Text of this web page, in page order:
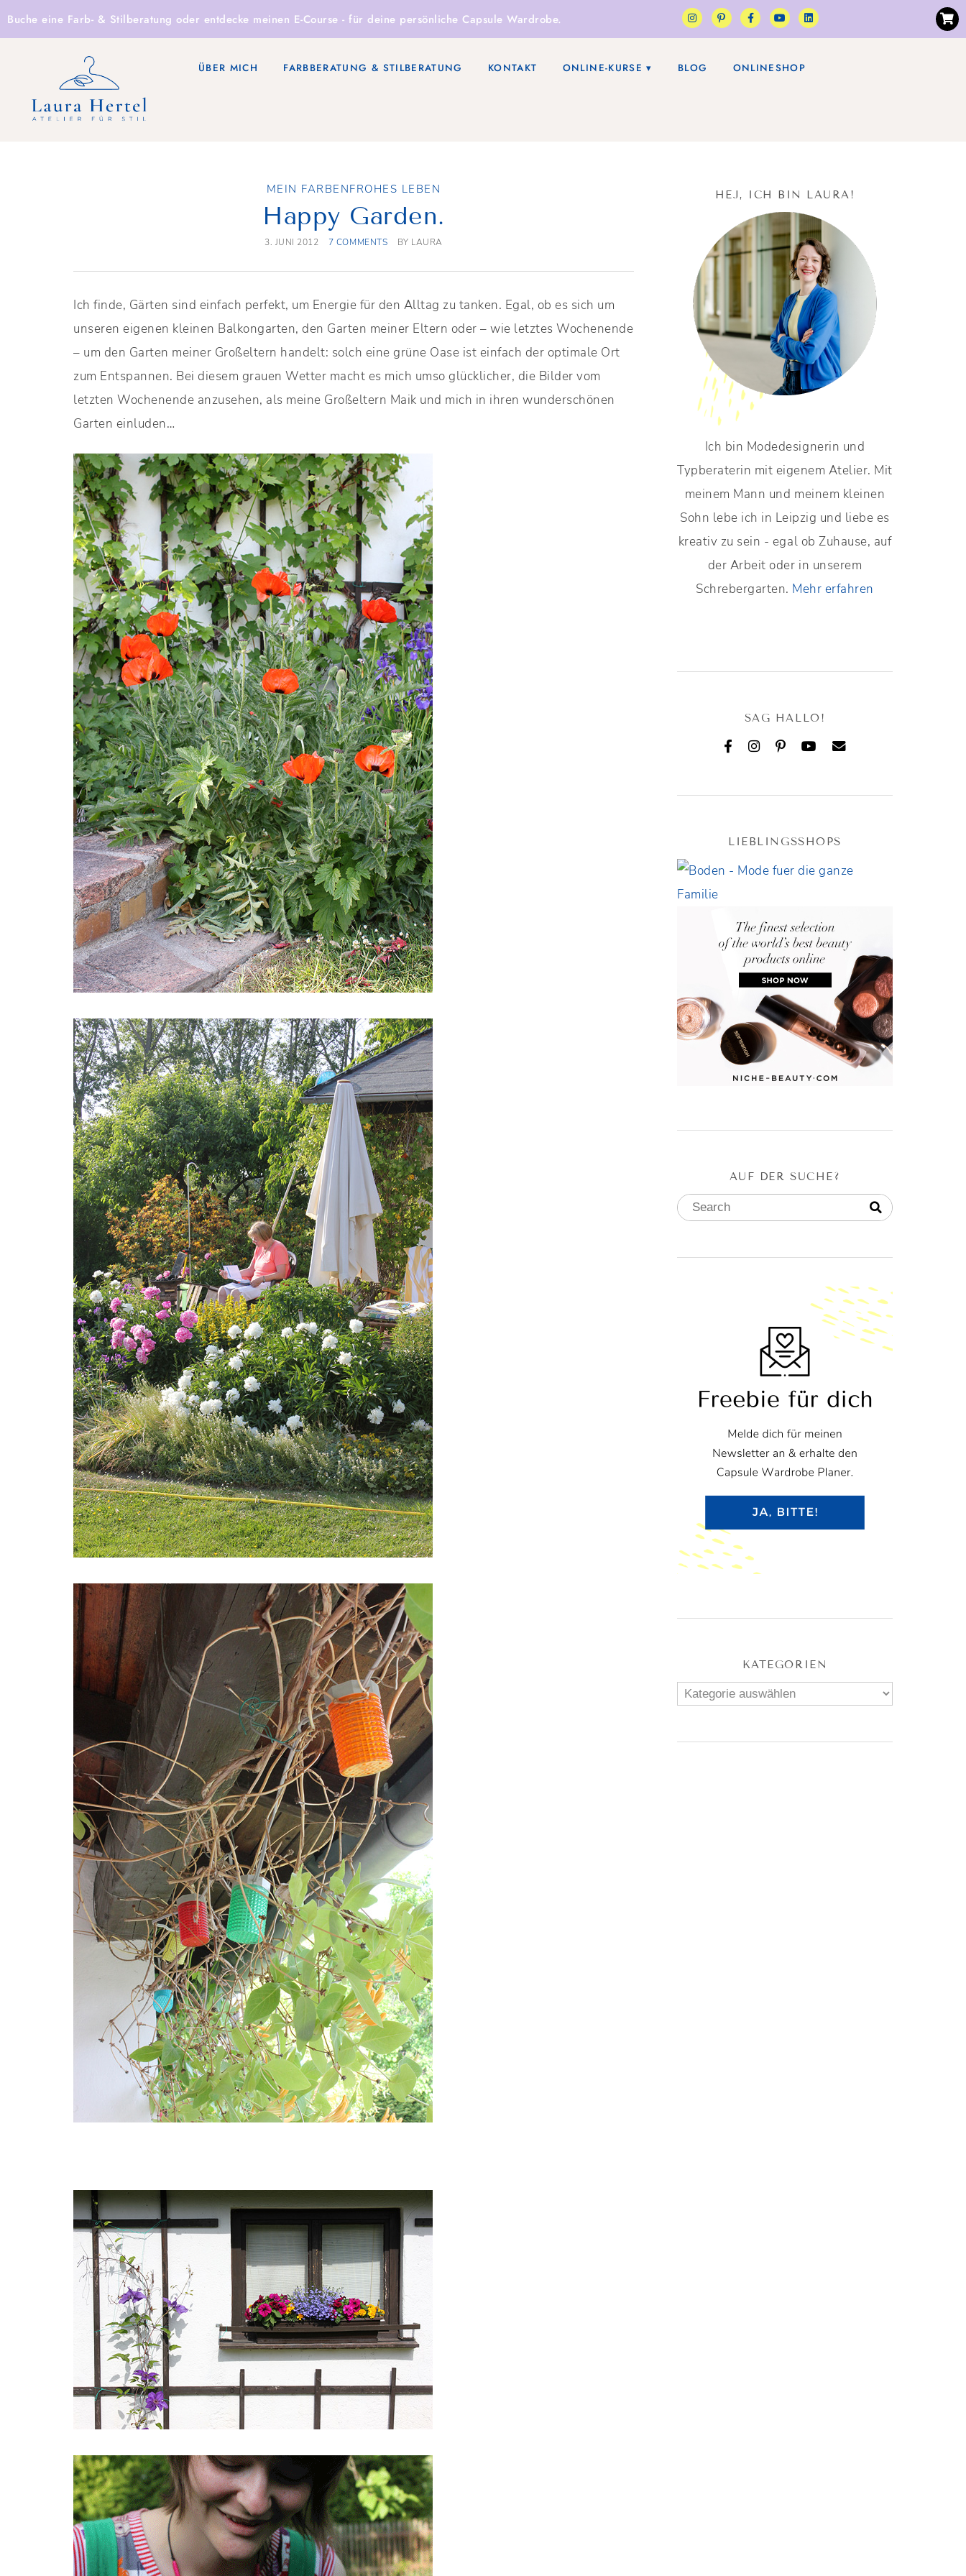
Buche eine Farb- & Stilberatung oder entdecke meinen E-Course - für deine persönliche Capsule Wardrobe.
ÜBER MICH FARBBERATUNG & STILBERATUNG KONTAKT ONLINE-KURSE BLOG ONLINESHOP
MEIN FARBENFROHES LEBEN
Happy Garden.
3. JUNI 2012 7 COMMENTS BY LAURA
Ich finde, Gärten sind einfach perfekt, um Energie für den Alltag zu tanken. Egal, ob es sich um
unseren eigenen kleinen Balkongarten, den Garten meiner Eltern oder – wie letztes Wochenende
– um den Garten meiner Großeltern handelt: solch eine grüne Oase ist einfach der optimale Ort
zum Entspannen. Bei diesem grauen Wetter macht es mich umso glücklicher, die Bilder vom
letzten Wochenende anzusehen, als meine Großeltern Maik und mich in ihren wunderschönen
Garten einluden…
HEJ, ICH BIN LAURA!
Ich bin Modedesignerin und
Typberaterin mit eigenem Atelier. Mit
meinem Mann und meinem kleinen
Sohn lebe ich in Leipzig und liebe es
kreativ zu sein - egal ob Zuhause, auf
der Arbeit oder in unserem
Schrebergarten. Mehr erfahren
SAG HALLO!
LIEBLINGSSHOPS
AUF DER SUCHE?
KATEGORIEN